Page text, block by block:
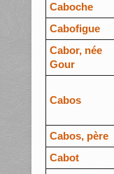
Caboche
Cabofigue
Cabor, née
Gour
Cabos
Cabos, père
Cabot